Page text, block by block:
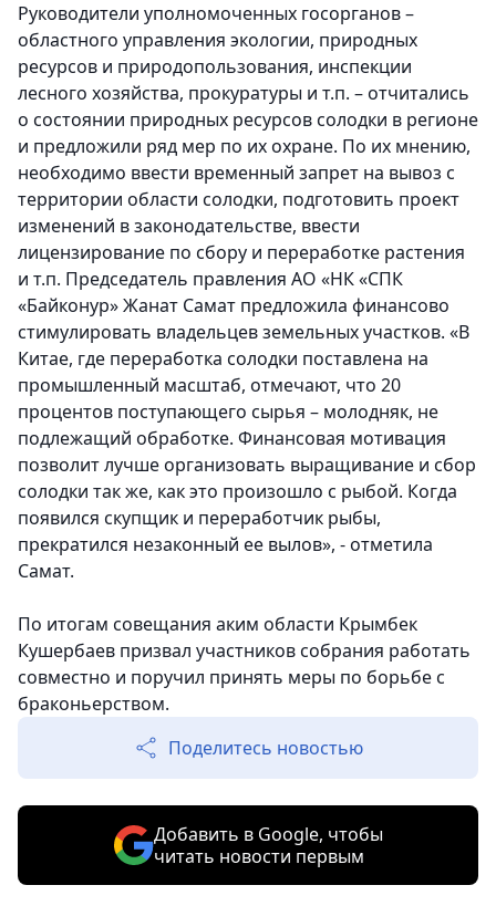
Руководители уполномоченных госорганов –
областного управления экологии, природных
ресурсов и природопользования, инспекции
лесного хозяйства, прокуратуры и т.п. – отчитались
о состоянии природных ресурсов солодки в регионе
и предложили ряд мер по их охране. По их мнению,
необходимо ввести временный запрет на вывоз с
территории области солодки, подготовить проект
изменений в законодательстве, ввести
лицензирование по сбору и переработке растения
и т.п. Председатель правления АО «НК «СПК
«Байконур» Жанат Самат предложила финансово
стимулировать владельцев земельных участков. «В
Китае, где переработка солодки поставлена на
промышленный масштаб, отмечают, что 20
процентов поступающего сырья – молодняк, не
подлежащий обработке. Финансовая мотивация
позволит лучше организовать выращивание и сбор
солодки так же, как это произошло с рыбой. Когда
появился скупщик и переработчик рыбы,
прекратился незаконный ее вылов», - отметила
Самат.
По итогам совещания аким области Крымбек
Кушербаев призвал участников собрания работать
совместно и поручил принять меры по борьбе с
браконьерством.
Поделитесь новостью
Добавить в Google, чтобы
читать новости первым